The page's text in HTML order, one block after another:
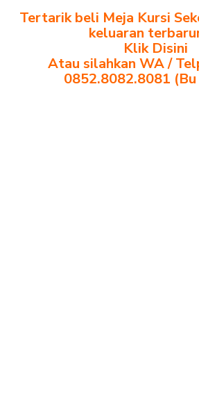
Tertarik beli Meja Kursi
keluaran
Klik Disini
Atau silahkan WA /
0852.8082.8081 (Bu